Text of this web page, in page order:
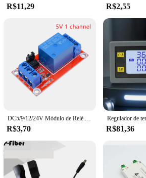
R$11,29 R$2,55
DC5/9/12/24V Módulo de Relé Único Canal com Optoacoplador Escudo Alto/Baixo Nível Gatilho Módulo de Energia Inteligente Interruptor para Arduino
R$3,70 R$81,36